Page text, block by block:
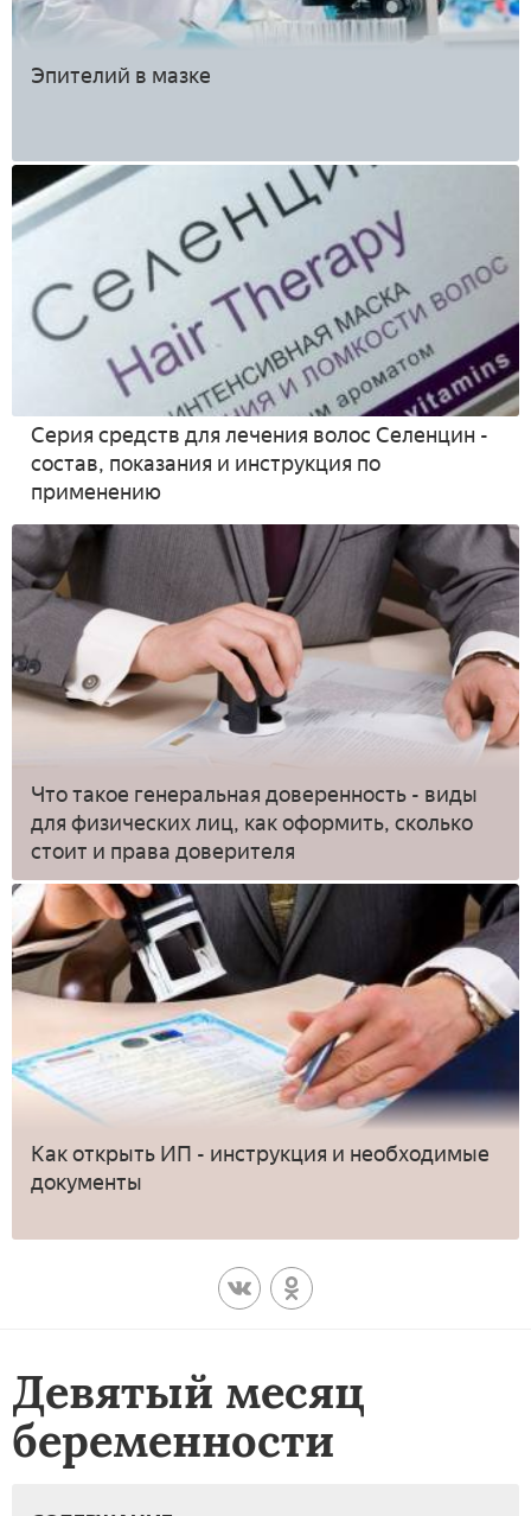
Эпителий в мазке
Серия средств для лечения волос Селенцин -
состав, показания и инструкция по
применению
Что такое генеральная доверенность - виды
для физических лиц, как оформить, сколько
стоит и права доверителя
Как открыть ИП - инструкция и необходимые
документы
Девятый месяц
беременности